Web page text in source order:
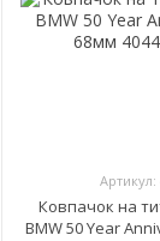
Артикул:
Ковпачок на
BMW 50 Year